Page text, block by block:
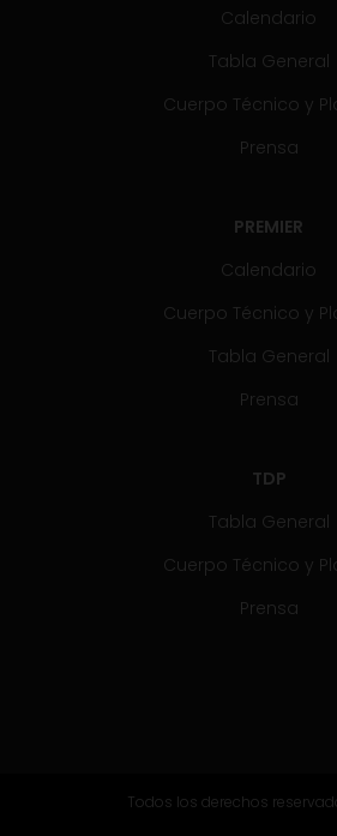
Calendario
Tabla General
Cuerpo Técnico y
Prensa
PREMIER
Calendario
Cuerpo Técnico y
Tabla General
Prensa
TDP
Tabla General
Cuerpo Técnico y
Prensa
Todos los derechos